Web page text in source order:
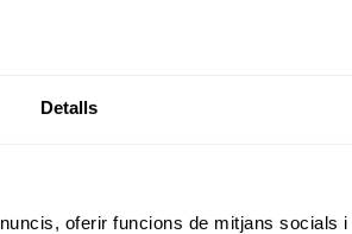
Detalls
oferir funcions de mitjans socials